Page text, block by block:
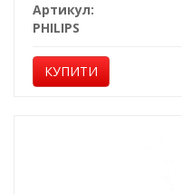
Артикул:
PHILIPS
КУПИТИ